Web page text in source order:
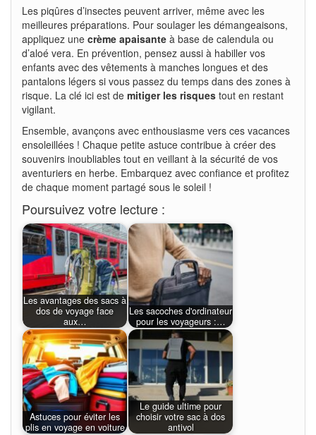
Les piqûres d’insectes peuvent arriver, même avec les
meilleures préparations. Pour soulager les démangeaisons,
appliquez une crème apaisante à base de calendula ou
d’aloé vera. En prévention, pensez aussi à habiller vos
enfants avec des vêtements à manches longues et des
pantalons légers si vous passez du temps dans des zones à
risque. La clé ici est de mitiger les risques tout en restant
vigilant.
Ensemble, avançons avec enthousiasme vers ces vacances
ensoleillées ! Chaque petite astuce contribue à créer des
souvenirs inoubliables tout en veillant à la sécurité de vos
aventuriers en herbe. Embarquez avec confiance et profitez
de chaque moment partagé sous le soleil !
Poursuivez votre lecture :
Les avantages des sacs à
dos de voyage face
aux…
Les sacoches d'ordinateur
pour les voyageurs :…
Astuces pour éviter les
plis en voyage en voiture
Le guide ultime pour
choisir votre sac à dos
antivol